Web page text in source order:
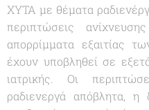
ΧΥΤΑ με θέματα
περιπτώσεις
απορρίμματα εξαιτίας
έχουν υποβληθεί σε
ιατρικής. Οι
ραδιενεργά απόβλητα, η